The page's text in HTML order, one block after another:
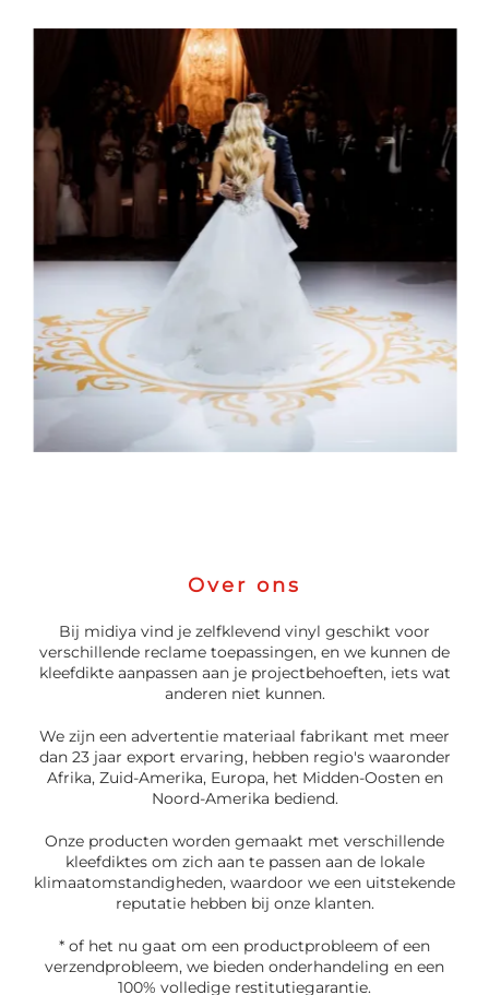
Laagstaande verwisselbare
dansvloer van trouwvink
Over ons
Bij midiya vind je zelfklevend vinyl geschikt voor
verschillende reclame toepassingen, en we kunnen de
kleefdikte aanpassen aan je projectbehoeften, iets wat
anderen niet kunnen.
We zijn een advertentie materiaal fabrikant met meer
dan 23 jaar export ervaring, hebben regio's waaronder
Afrika, Zuid-Amerika, Europa, het Midden-Oosten en
Noord-Amerika bediend.
Onze producten worden gemaakt met verschillende
kleefdiktes om zich aan te passen aan de lokale
klimaatomstandigheden, waardoor we een uitstekende
reputatie hebben bij onze klanten.
* of het nu gaat om een productprobleem of een
verzendprobleem, we bieden onderhandeling en een
100% volledige restitutiegarantie.